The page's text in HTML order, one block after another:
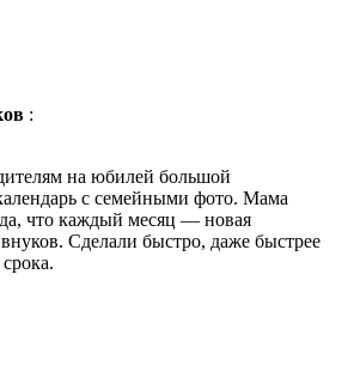
:
на юбилей большой
с семейными фото. Мама
что каждый месяц — новая
Сделали быстро, даже быстрее